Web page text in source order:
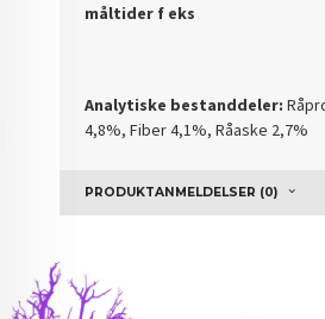
måltider f eks
Analytiske bestanddeler:
4,8%, Fiber 4,1%, Råaske 2,7%
PRODUKTANMELDELSER (0)